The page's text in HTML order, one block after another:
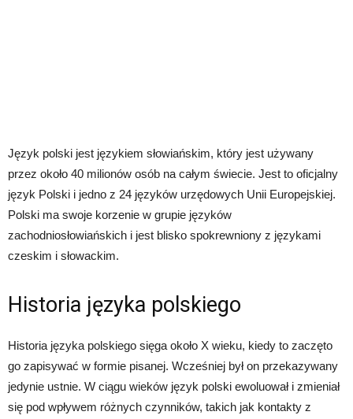
Język polski jest językiem słowiańskim, który jest używany
przez około 40 milionów osób na całym świecie. Jest to oficjalny
język Polski i jedno z 24 języków urzędowych Unii Europejskiej.
Polski ma swoje korzenie w grupie języków
zachodniosłowiańskich i jest blisko spokrewniony z językami
czeskim i słowackim.
Historia języka polskiego
Historia języka polskiego sięga około X wieku, kiedy to zaczęto
go zapisywać w formie pisanej. Wcześniej był on przekazywany
jedynie ustnie. W ciągu wieków język polski ewoluował i zmieniał
się pod wpływem różnych czynników, takich jak kontakty z